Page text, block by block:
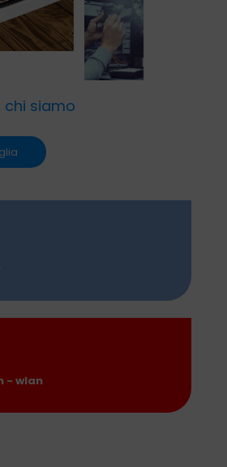
chi siamo
- wlan